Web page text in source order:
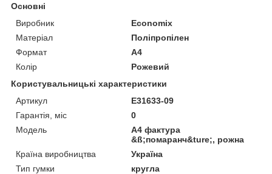
Основні
Виробник
Economix
Матеріал
Поліпропілен
Формат
A4
Колір
Рожевий
Користувальницькі характеристики
Артикул
E31633-09
Гарантія, міс
0
Мoдель
А4 фактура
&ß;помаранч&ture;, рожна
Країна виробництва
Україна
Тип гумки
кругла